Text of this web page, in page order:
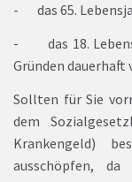
- das 65.
- das 18.
Gründen
Sollten für Sie
dem
Krankengeld)
ausschöpfen, da